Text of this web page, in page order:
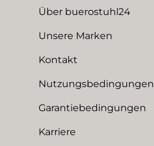
Über buerostuhl24
Unsere Marken
Kontakt
Nutzungsbedingungen
Garantiebedingungen
Karriere